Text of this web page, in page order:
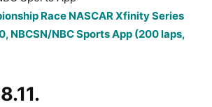
Race NASCAR Xfinity Series
NBCSN/NBC Sports App (200 laps,